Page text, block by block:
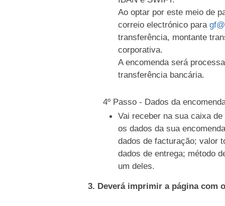
Ao optar por este meio de
correio electrónico para
transferência, montante
corporativa.
A encomenda será
transferência bancária.
4º Passo - Dados da
Vai receber na sua caixa
os dados da sua
dados de facturação; valor
dados de entrega; método
um deles.
3. Deverá imprimir a página com